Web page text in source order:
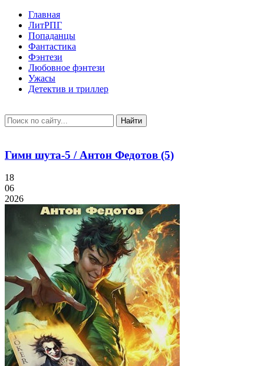
Главная
ЛитРПГ
Попаданцы
Фантастика
Фэнтези
Любовное фэнтези
Ужасы
Детектив и триллер
Найти
Гимн шута-5 / Антон Федотов (5)
18
06
2026